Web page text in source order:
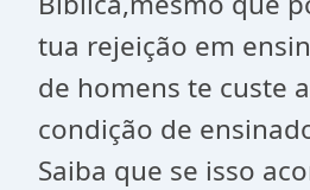
tua rejeição em
de homens te custe
condição de
Saiba que se isso